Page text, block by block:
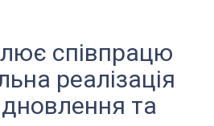
співпрацю
реалізація
та